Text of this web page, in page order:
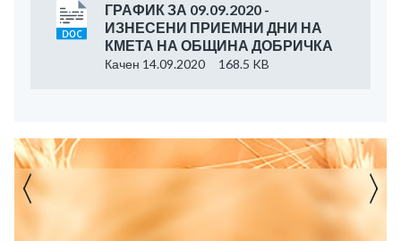
ГРАФИК ЗА 09.09.2020 -
ИЗНЕСЕНИ ПРИЕМНИ ДНИ НА
КМЕТА НА ОБЩИНА ДОБРИЧКА
Качен 14.09.2020 168.5 KB